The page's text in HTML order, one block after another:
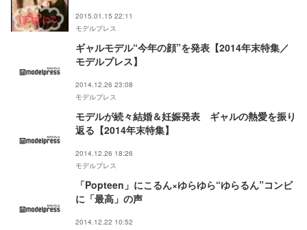
2015.01.15 22:11
モデルプレス
ギャルモデル“今年の顔”を発表【2014年末特集／
モデルプレス】
2014.12.26 23:08
モデルプレス
モデルが続々結婚＆妊娠発表 ギャルの熱愛を振り
返る【2014年末特集】
2014.12.26 18:26
モデルプレス
「Popteen」にこるん×ゆらゆら“ゆらるん”コンビ
に「最高」の声
2014.12.22 10:52